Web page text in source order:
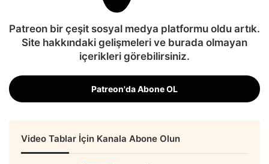
Patreon bir çeşit sosyal medya platformu oldu artık.
Site hakkındaki gelişmeleri ve burada olmayan
içerikleri görebilirsiniz.
Patreon'da Abone OL
Video Tablar İçin Kanala Abone Olun